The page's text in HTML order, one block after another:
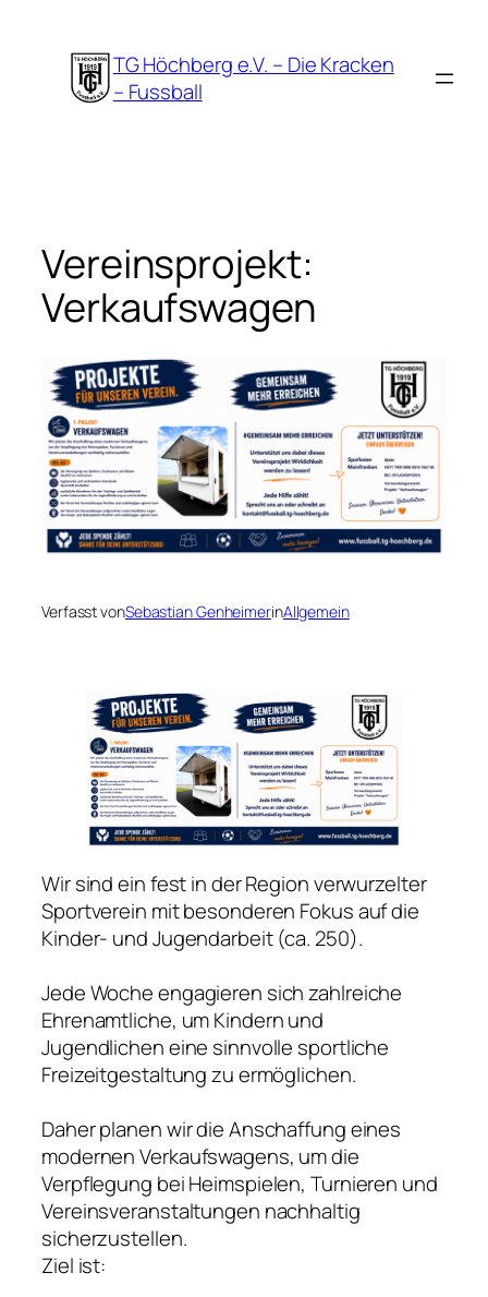
springen
TG Höchberg e.V. – Die Kracken
– Fussball
Vereinsprojekt:
Verkaufswagen
Verfasst vonSebastian GenheimerinAllgemein
Wir sind ein fest in der Region verwurzelter
Sportverein mit besonderen Fokus auf die
Kinder- und Jugendarbeit (ca. 250).
Jede Woche engagieren sich zahlreiche
Ehrenamtliche, um Kindern und
Jugendlichen eine sinnvolle sportliche
Freizeitgestaltung zu ermöglichen.
Daher planen wir die Anschaffung eines
modernen Verkaufswagens, um die
Verpflegung bei Heimspielen, Turnieren und
Vereinsveranstaltungen nachhaltig
sicherzustellen.
Ziel ist: